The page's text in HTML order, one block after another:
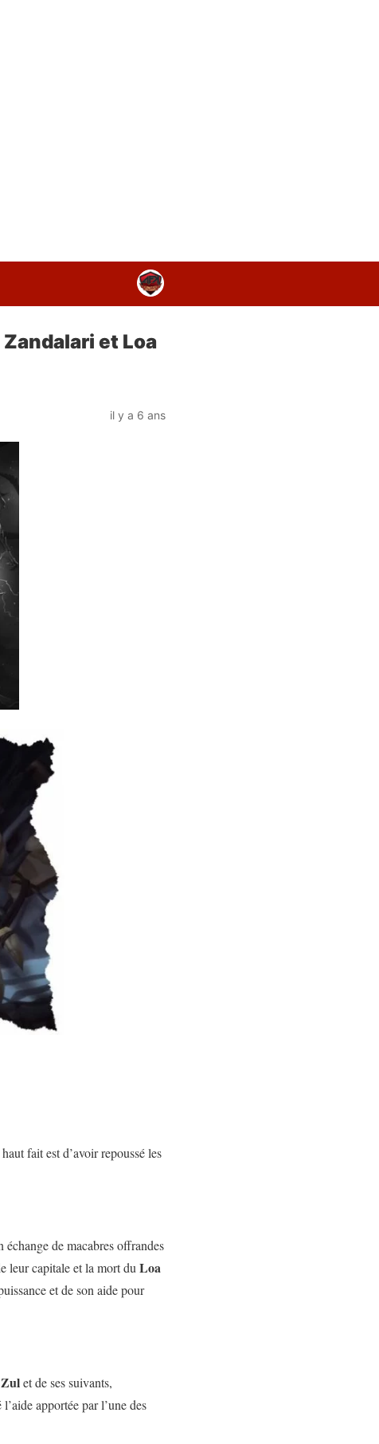
et Loa
il y a 6 ans
fait est d’avoir repoussé les
échange de macabres offrandes
leur capitale et la mort du Loa
et de son aide pour
Zulet de ses suivants,
l’aide apportée par l’une des